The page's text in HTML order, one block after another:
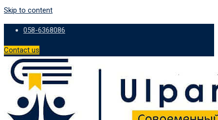
Skip to content
058-6368086
Contact us